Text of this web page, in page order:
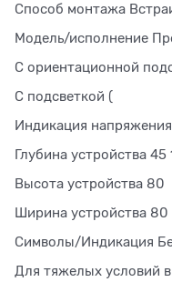
Способ монтажа
Модель/исполнение
С ориентационной
С подсветкой (
Индикация
Глубина устройства 45
Высота устройства 80
Ширина устройства 80
Символы/Индикация
Для тяжелых условий в